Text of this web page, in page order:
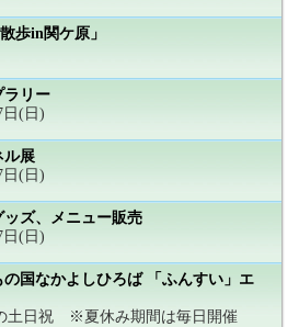
歩in関ケ原」
ラリー
日(日)
ル展
日(日)
ッズ、メニュー販売
日(日)
国なかよしひろば 「ふんすい」エ
土日祝 ※夏休み期間は毎日開催